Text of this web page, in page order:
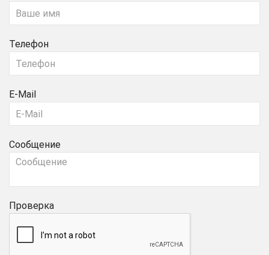
Телефон
E-Mail
Сообщение
Проверка